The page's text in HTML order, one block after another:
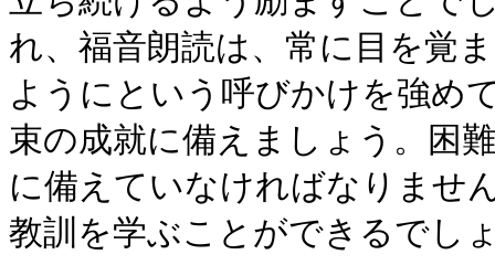
れ、福音朗読は、常に目を覚
ようにという呼びかけを強め
束の成就に備えましょう。困
に備えていなければなりませ
教訓を学ぶことができるでし